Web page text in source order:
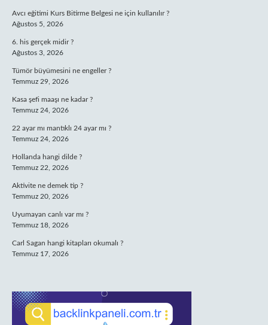
Avcı eğitimi Kurs Bitirme Belgesi ne için kullanılır ?
Ağustos 5, 2026
6. his gerçek midir ?
Ağustos 3, 2026
Tümör büyümesini ne engeller ?
Temmuz 29, 2026
Kasa şefi maaşı ne kadar ?
Temmuz 24, 2026
22 ayar mı mantıklı 24 ayar mı ?
Temmuz 24, 2026
Hollanda hangi dilde ?
Temmuz 22, 2026
Aktivite ne demek tip ?
Temmuz 20, 2026
Uyumayan canlı var mı ?
Temmuz 18, 2026
Carl Sagan hangi kitapları okumalı ?
Temmuz 17, 2026